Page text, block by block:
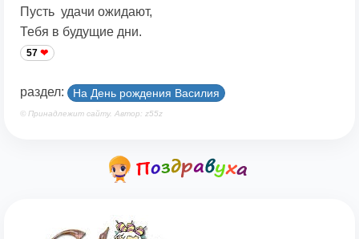
Пусть удачи ожидают,
Тебя в будущие дни.
57
раздел: На День рождения Василия
© Принадлежит сайту. Автор: z55z